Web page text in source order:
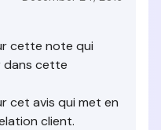
cette note qui
dans cette
cet avis qui met en
client.